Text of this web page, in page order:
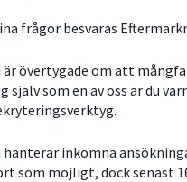
frågor besvaras
är övertygade om att
själv som en av oss är du
hanterar inkomna
som möjligt, dock senast